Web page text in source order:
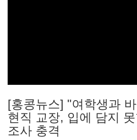
[홍콩뉴스] "여학생과
현직 교장, 입에 담지
조사 충격